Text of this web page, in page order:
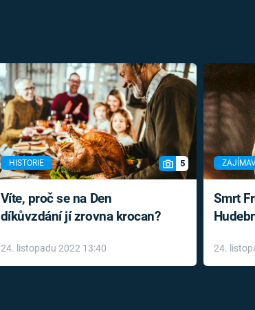
HISTORIE 5
Víte, proč se na Den
díkůvzdání jí zrovna krocan?
24. listopadu 2022 13:40
Smrt
léky
24.